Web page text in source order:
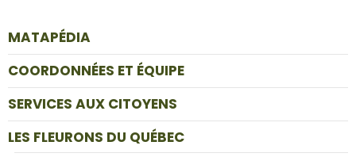
MATAPÉDIA
COORDONNÉES ET ÉQUIPE
SERVICES AUX CITOYENS
LES FLEURONS DU QUÉBEC